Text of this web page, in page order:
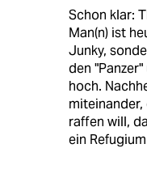
Schon klar:
Man(n) ist
Junky,
den
hoch.
raffen will,
ein